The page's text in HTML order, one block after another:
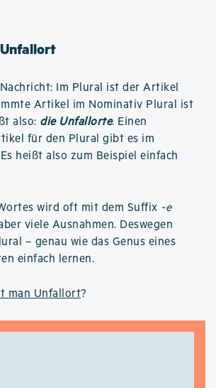
Im Plural ist der Artikel
Artikel im Nominativ Plural ist
also: die Unfallorte. Einen
für den Plural gibt es im
heißt also zum Beispiel einfach
wird oft mit dem Suffix -e
viele Ausnahmen. Deswegen
– genau wie das Genus eines
einfach lernen.
man Unfallort?